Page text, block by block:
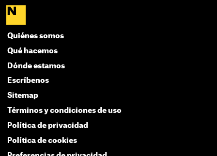
Quiénes somos
Qué hacemos
Dónde estamos
Escríbenos
Sitemap
Términos y condiciones de uso
Política de privacidad
Política de cookies